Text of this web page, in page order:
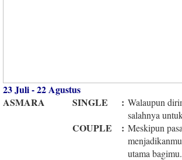
23 Juli - 22 Agustus
ASMARA
SINGLE : Walaupun
salahnya
COUPLE : Meskipun
utama bagimu.